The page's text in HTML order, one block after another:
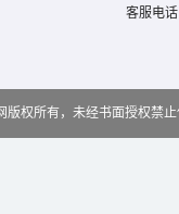
客服电
版权所有，未经书面授权